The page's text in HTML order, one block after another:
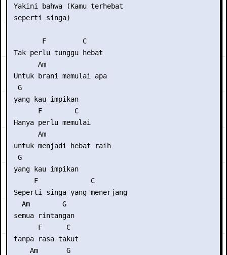
Yakini bahwa (Kamu terhebat
seperti singa)
        F         C
Tak perlu tunggu hebat
       Am
Untuk brani memulai apa
  G
yang kau impikan
       F        C
Hanya perlu memulai
       Am
untuk menjadi hebat raih
  G
yang kau impikan
      F             C
Seperti singa yang menerjang
   Am        G
semua rintangan
       F      C
tanpa rasa takut
     Am       G